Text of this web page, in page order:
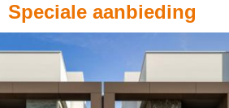
Speciale aanbieding